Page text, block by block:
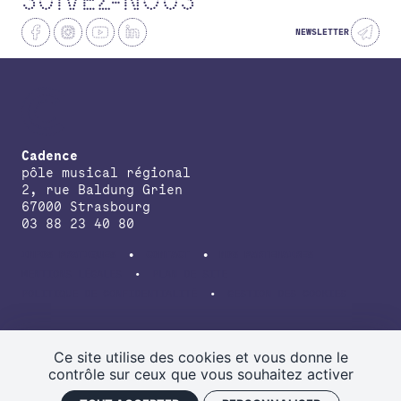
Ce site utilise des cookies et vous donne le
contrôle sur ceux que vous souhaitez activer
NEWSLETTER
Cadence
pôle musical régional
2, rue Baldung Grien
67000 Strasbourg
03 88 23 40 80
Grand Est, de la Région Grand Est, de la Collectivité européenne